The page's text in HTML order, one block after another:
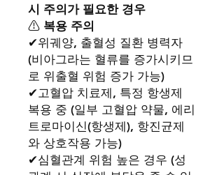
시 주의가 필요한 경우
⚠ 복용 주의
✔위궤양, 출혈성 질환 병력자
(비아그라는 혈류를 증가시키므
로 위출혈 위험 증가 가능)
✔고혈압 치료제, 특정 항생제
복용 중 (일부 고혈압 약물, 에리
트로마이신(항생제), 항진균제
와 상호작용 가능)
✔심혈관계 위험 높은 경우 (성